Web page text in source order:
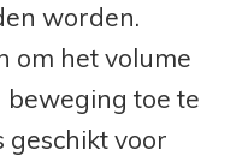
worden.
om het volume
toe te
geschikt voor